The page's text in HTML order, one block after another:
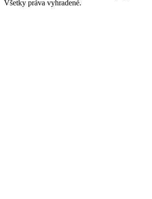
Všetky práva vyhradené.